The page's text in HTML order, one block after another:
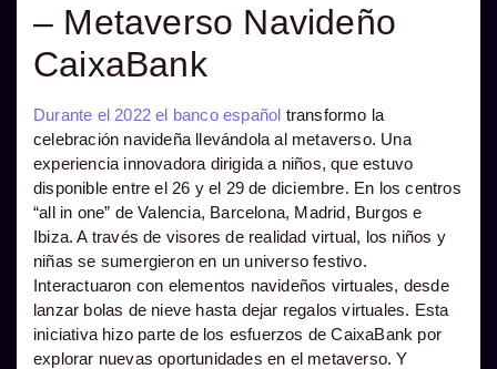
– Metaverso Navideño
CaixaBank
Durante el 2022 el banco español transformo la
celebración navideña llevándola al metaverso. Una
experiencia innovadora dirigida a niños, que estuvo
disponible entre el 26 y el 29 de diciembre. En los centros
“all in one” de Valencia, Barcelona, Madrid, Burgos e
Ibiza. A través de visores de realidad virtual, los niños y
niñas se sumergieron en un universo festivo.
Interactuaron con elementos navideños virtuales, desde
lanzar bolas de nieve hasta dejar regalos virtuales. Esta
iniciativa hizo parte de los esfuerzos de CaixaBank por
explorar nuevas oportunidades en el metaverso. Y